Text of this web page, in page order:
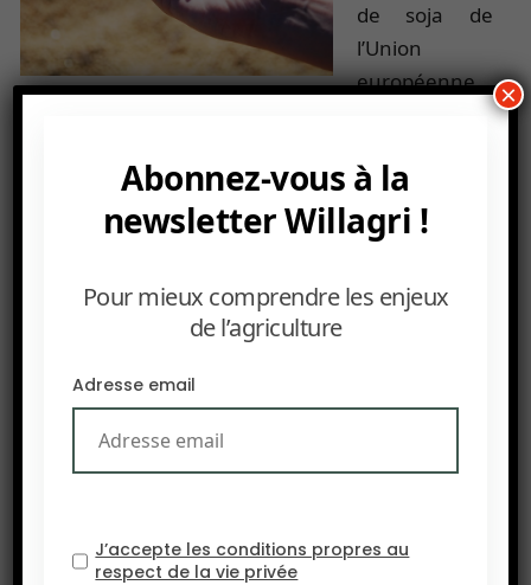
de soja de
l’Union
européenne
avec des
semestre 2018. 75% des achats de soja
proviennent des Etats-Unis. L’Europe représente
28% des exportations américaines suivie de
La France Agricole
Abonnez-vous à la
newsletter Willagri !
Pour mieux comprendre les enjeux
de l’agriculture
Adresse email
J’accepte les conditions propres au
respect de la vie privée
×